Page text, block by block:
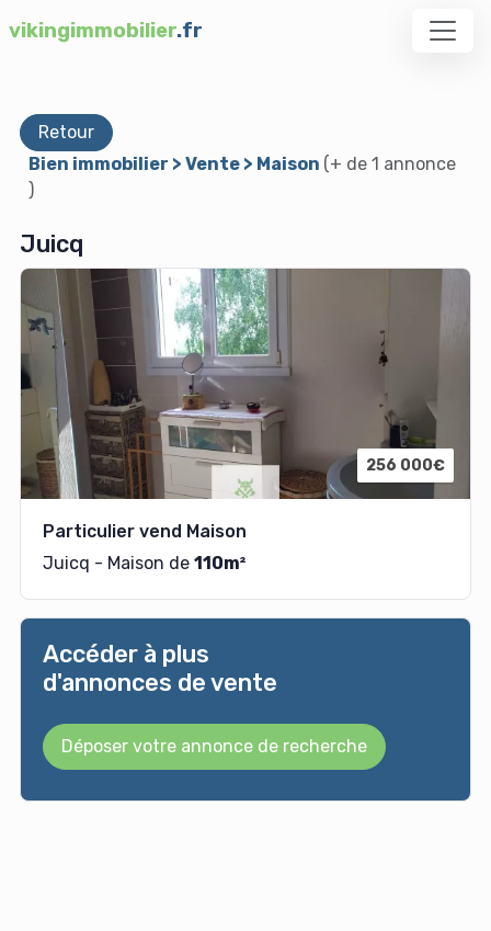
vikingimmobilier.fr
Retour
Bien immobilier > Vente > Maison (+ de 1 annonce
)
Juicq
256 000€
Particulier vend Maison
Juicq - Maison de 110m²
Accéder à plus
d'annonces de vente
Déposer votre annonce de recherche